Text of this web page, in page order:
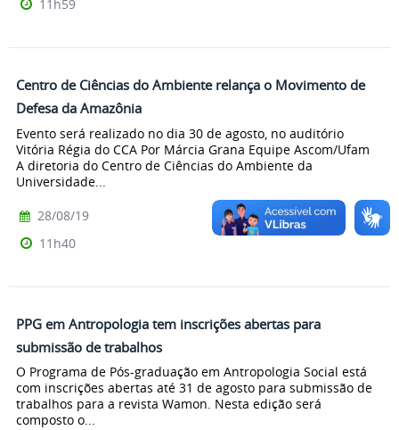
11h59
Centro de Ciências do Ambiente relança o Movimento de
Defesa da Amazônia
Evento será realizado no dia 30 de agosto, no auditório
Vitória Régia do CCA Por Márcia Grana Equipe Ascom/Ufam
A diretoria do Centro de Ciências do Ambiente da
Universidade...
28/08/19
11h40
PPG em Antropologia tem inscrições abertas para
submissão de trabalhos
O Programa de Pós-graduação em Antropologia Social está
com inscrições abertas até 31 de agosto para submissão de
trabalhos para a revista Wamon. Nesta edição será
composto o...